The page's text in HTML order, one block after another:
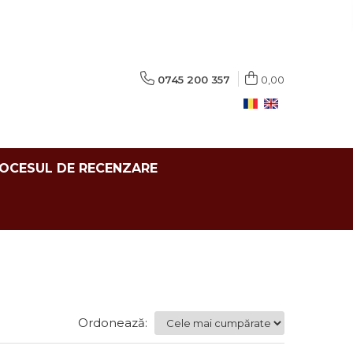
0745 200 357 0,00
DE RECENZARE
Ordonează: